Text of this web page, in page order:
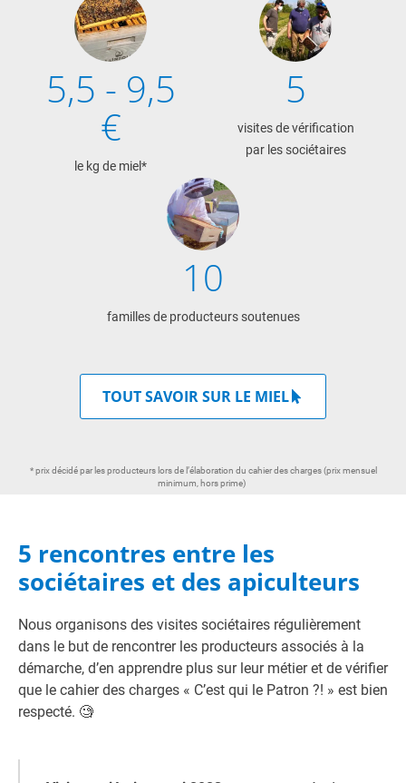
5,5 - 9,5
€
le kg de miel*
5
visites de vérification
par les sociétaires
10
familles de producteurs soutenues
TOUT SAVOIR SUR LE MIEL
* prix décidé par les producteurs lors de l’élaboration du cahier des charges (prix mensuel
minimum, hors prime)
5 rencontres entre les
sociétaires et des apiculteurs
Nous organisons des visites sociétaires régulièrement
dans le but de rencontrer les producteurs associés à la
démarche, d’en apprendre plus sur leur métier et de vérifier
que le cahier des charges « C’est qui le Patron ?! » est bien
respecté. 🧐